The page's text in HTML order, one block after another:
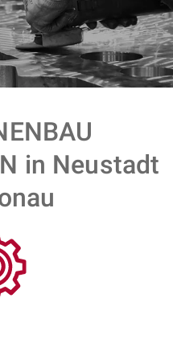
in Neustadt